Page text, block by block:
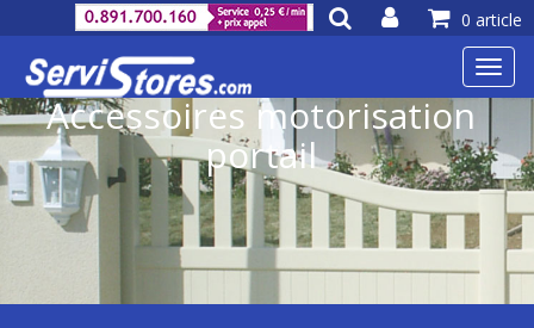
0 article
Accessoires motorisation
portail